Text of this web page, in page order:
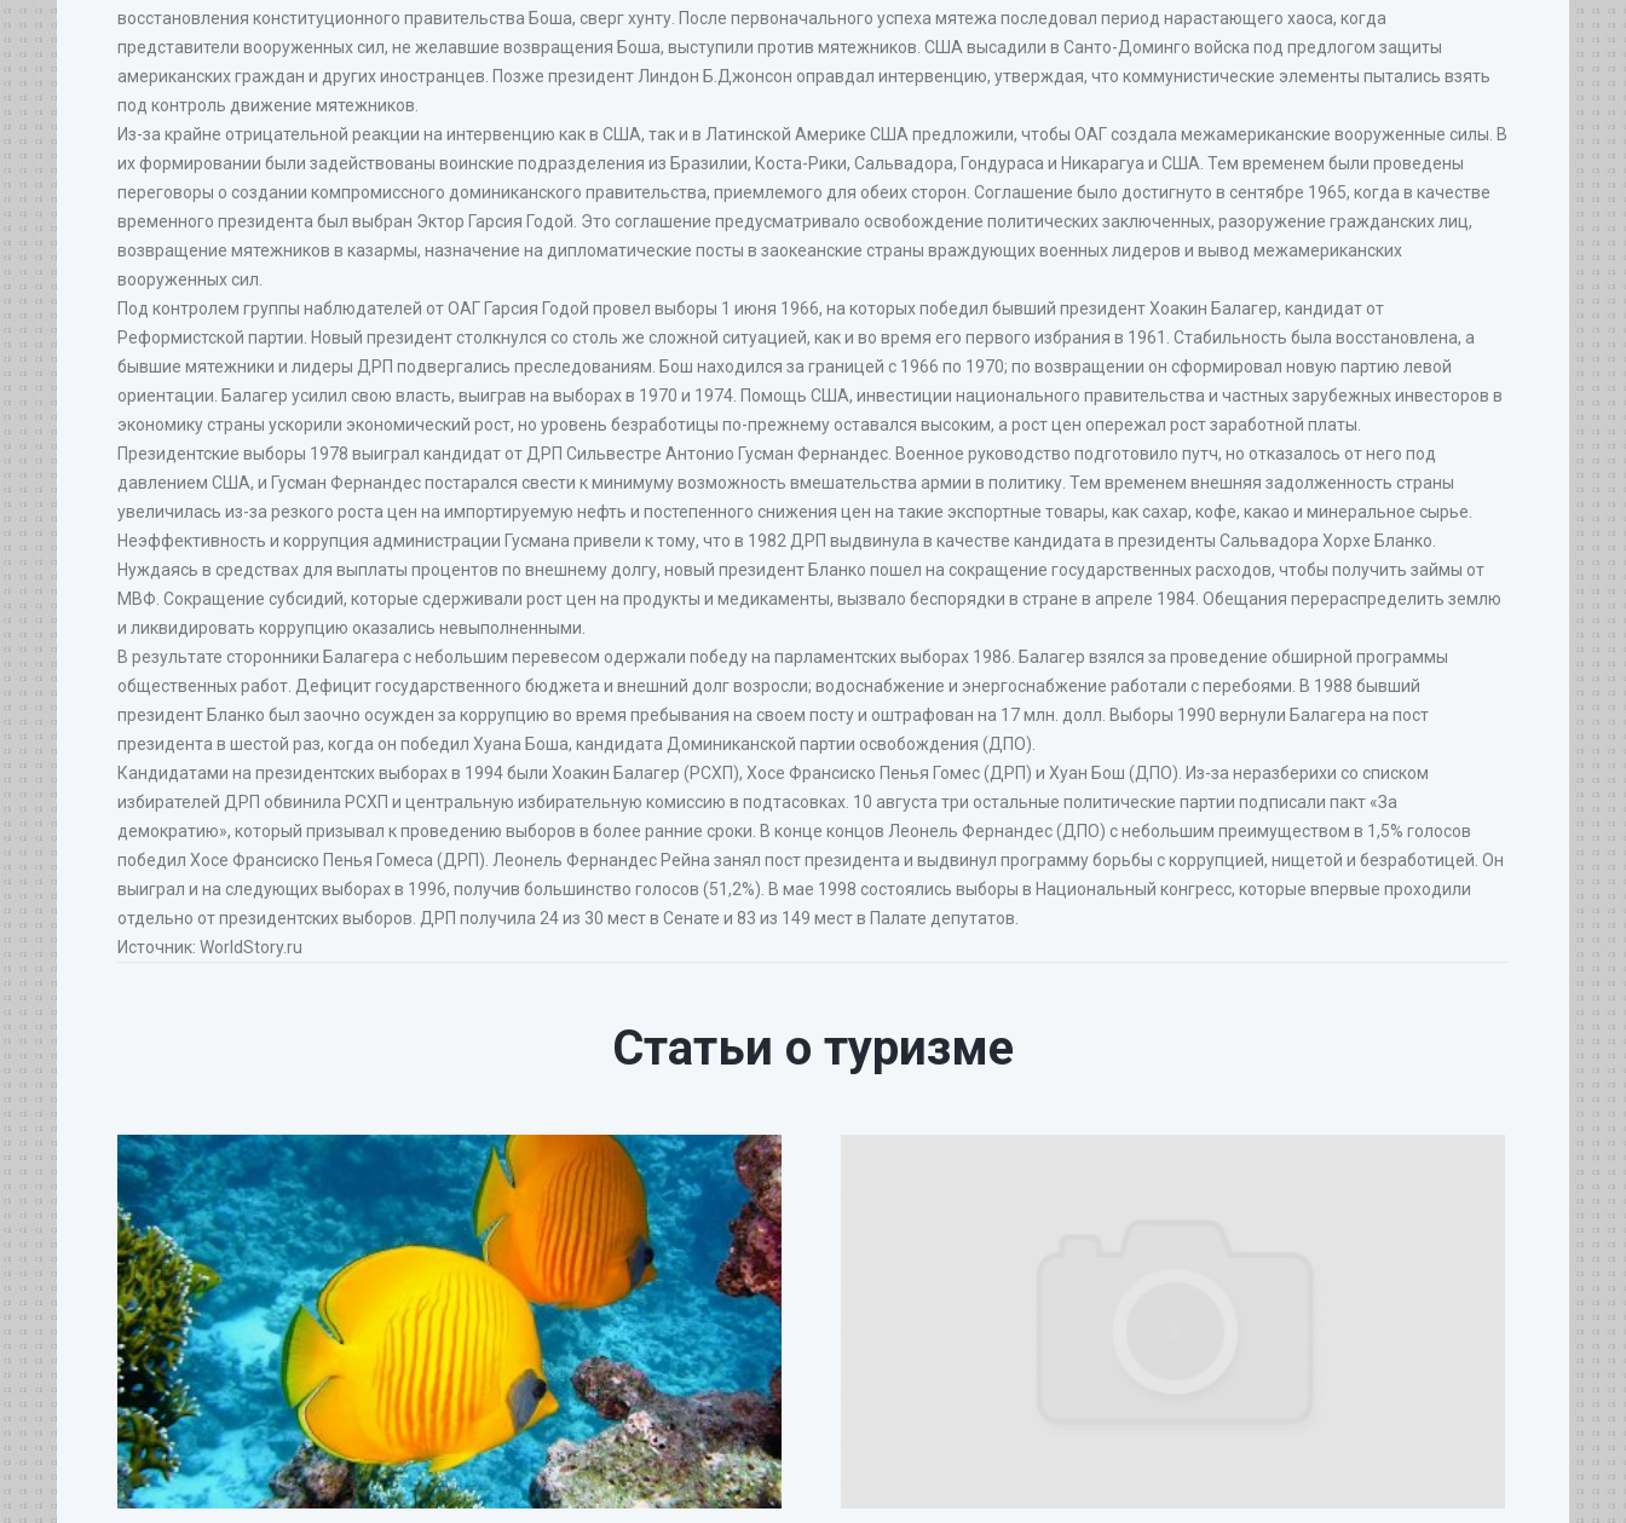
восстановления конституционного правительства Боша, сверг хунту. После первоначального успеха мятежа последовал период нарастающего хаоса, когда
представители вооруженных сил, не желавшие возвращения Боша, выступили против мятежников. США высадили в Санто-Доминго войска под предлогом защиты
американских граждан и других иностранцев. Позже президент Линдон Б.Джонсон оправдал интервенцию, утверждая, что коммунистические элементы пытались взять
под контроль движение мятежников.
Из-за крайне отрицательной реакции на интервенцию как в США, так и в Латинской Америке США предложили, чтобы ОАГ создала межамериканские вооруженные силы. В
их формировании были задействованы воинские подразделения из Бразилии, Коста-Рики, Сальвадора, Гондураса и Никарагуа и США. Тем временем были проведены
переговоры о создании компромиссного доминиканского правительства, приемлемого для обеих сторон. Соглашение было достигнуто в сентябре 1965, когда в качестве
временного президента был выбран Эктор Гарсия Годой. Это соглашение предусматривало освобождение политических заключенных, разоружение гражданских лиц,
возвращение мятежников в казармы, назначение на дипломатические посты в заокеанские страны враждующих военных лидеров и вывод межамериканских
вооруженных сил.
Под контролем группы наблюдателей от ОАГ Гарсия Годой провел выборы 1 июня 1966, на которых победил бывший президент Хоакин Балагер, кандидат от
Реформистской партии. Новый президент столкнулся со столь же сложной ситуацией, как и во время его первого избрания в 1961. Стабильность была восстановлена, а
бывшие мятежники и лидеры ДРП подвергались преследованиям. Бош находился за границей с 1966 по 1970; по возвращении он сформировал новую партию левой
ориентации. Балагер усилил свою власть, выиграв на выборах в 1970 и 1974. Помощь США, инвестиции национального правительства и частных зарубежных инвесторов в
экономику страны ускорили экономический рост, но уровень безработицы по-прежнему оставался высоким, а рост цен опережал рост заработной платы.
Президентские выборы 1978 выиграл кандидат от ДРП Сильвестре Антонио Гусман Фернандес. Военное руководство подготовило путч, но отказалось от него под
давлением США, и Гусман Фернандес постарался свести к минимуму возможность вмешательства армии в политику. Тем временем внешняя задолженность страны
увеличилась из-за резкого роста цен на импортируемую нефть и постепенного снижения цен на такие экспортные товары, как сахар, кофе, какао и минеральное сырье.
Неэффективность и коррупция администрации Гусмана привели к тому, что в 1982 ДРП выдвинула в качестве кандидата в президенты Сальвадора Хорхе Бланко.
Нуждаясь в средствах для выплаты процентов по внешнему долгу, новый президент Бланко пошел на сокращение государственных расходов, чтобы получить займы от
МВФ. Сокращение субсидий, которые сдерживали рост цен на продукты и медикаменты, вызвало беспорядки в стране в апреле 1984. Обещания перераспределить землю
и ликвидировать коррупцию оказались невыполненными.
В результате сторонники Балагера с небольшим перевесом одержали победу на парламентских выборах 1986. Балагер взялся за проведение обширной программы
общественных работ. Дефицит государственного бюджета и внешний долг возросли; водоснабжение и энергоснабжение работали с перебоями. В 1988 бывший
президент Бланко был заочно осужден за коррупцию во время пребывания на своем посту и оштрафован на 17 млн. долл. Выборы 1990 вернули Балагера на пост
президента в шестой раз, когда он победил Хуана Боша, кандидата Доминиканской партии освобождения (ДПО).
Кандидатами на президентских выборах в 1994 были Хоакин Балагер (РСХП), Хосе Франсиско Пенья Гомес (ДРП) и Хуан Бош (ДПО). Из-за неразберихи со списком
избирателей ДРП обвинила РСХП и центральную избирательную комиссию в подтасовках. 10 августа три остальные политические партии подписали пакт «За
демократию», который призывал к проведению выборов в более ранние сроки. В конце концов Леонель Фернандес (ДПО) с небольшим преимуществом в 1,5% голосов
победил Хосе Франсиско Пенья Гомеса (ДРП). Леонель Фернандес Рейна занял пост президента и выдвинул программу борьбы с коррупцией, нищетой и безработицей. Он
выиграл и на следующих выборах в 1996, получив большинство голосов (51,2%). В мае 1998 состоялись выборы в Национальный конгресс, которые впервые проходили
отдельно от президентских выборов. ДРП получила 24 из 30 мест в Сенате и 83 из 149 мест в Палате депутатов.
Источник: WorldStory.ru
Статьи о туризме